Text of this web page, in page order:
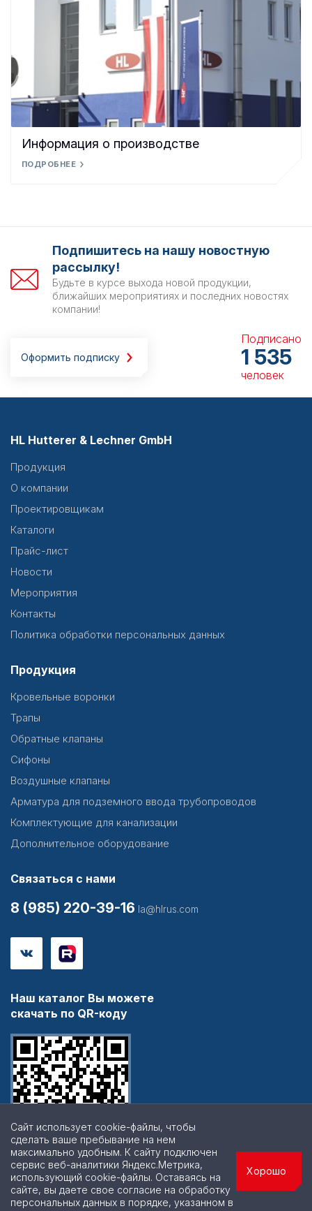
Информация о производстве
ПОДРОБНЕЕ
Подпишитесь на нашу новостную
рассылку!
Будьте в курсе выхода новой продукции,
ближайших мероприятиях и последних новостях
компании!
Оформить подписку
Подписано
1 535
человек
HL Hutterer & Lechner GmbH
Продукция
О компании
Проектировщикам
Каталоги
Прайс-лист
Новости
Мероприятия
Контакты
Политика обработки персональных данных
Продукция
Кровельные воронки
Трапы
Обратные клапаны
Сифоны
Воздушные клапаны
Арматура для подземного ввода трубопроводов
Комплектующие для канализации
Дополнительное оборудование
Связаться с нами
8 (985) 220-39-16 la@hlrus.com
Наш каталог Вы можете
скачать по QR-коду
© 2026 | Все права защищены
Сайт использует cookie-файлы, чтобы
сделать ваше пребывание на нем
максимально удобным. К cайту подключен
сервис веб-аналитики Яндекс.Метрика,
использующий cookie-файлы. Оставаясь на
сайте, вы даете свое согласие на обработку
персональных данных в порядке, указанном в
Хорошо